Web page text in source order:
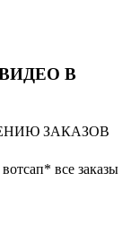
В
ЗАКАЗОВ
все заказы